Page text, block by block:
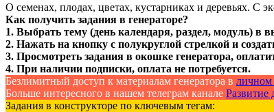
О семенах, плодах, цветах, кустарниках и деревьях. С
Как получить задания в генераторе?
1. Выбрать тему (день календаря, раздел, модуль) в
2. Нажать на кнопку с полукруглой стрелкой и
3. Просмотреть задания в окошке генератора,
4. При наличии подписки, оплата не потребуется.
Безлимитный доступ к материалам генератора в личном
Больше интересного в нашем телеграм канале Развитие
Задания в конструкторе по ключевым тегам: